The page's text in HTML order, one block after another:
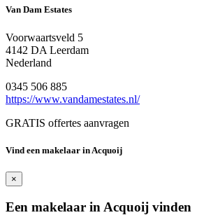
Van Dam Estates
Voorwaartsveld 5
4142 DA Leerdam
Nederland
0345 506 885
https://www.vandamestates.nl/
GRATIS offertes aanvragen
Vind een makelaar in Acquoij
×
Een makelaar in Acquoij vinden